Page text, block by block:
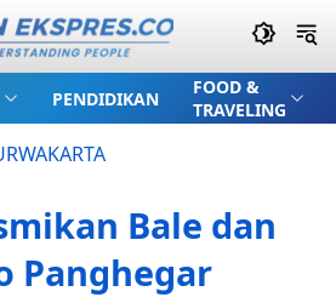
PENDIDIKAN
FOOD &
TRAVELING
Bale dan
Panghegar